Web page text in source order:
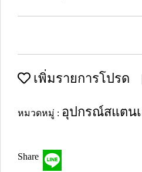
เพิ่มรายการโปรด
หมวดหมู่ : อุปกรณ์สแตน
Share